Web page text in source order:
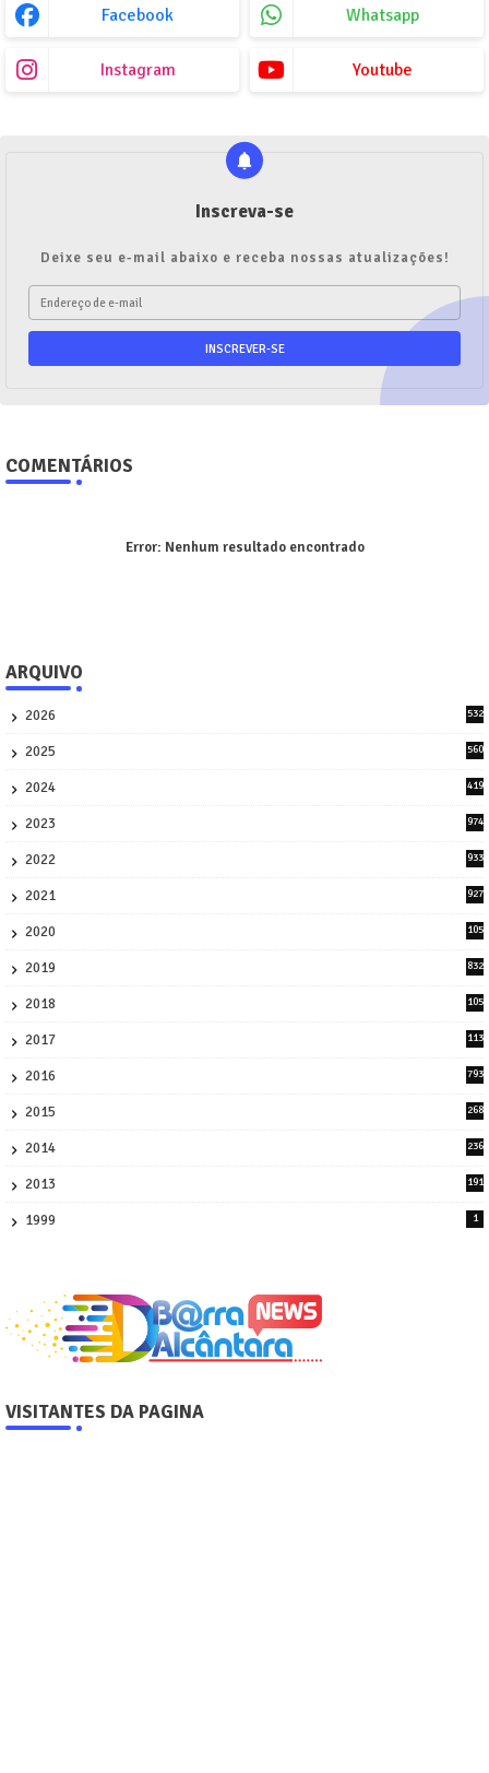
Facebook Whatsapp
Instagram Youtube
Inscreva-se
Deixe seu e-mail abaixo e receba nossas atualizações!
COMENTÁRIOS
Error: Nenhum resultado encontrado
ARQUIVO
2026
532
2025
560
2024
419
2023
974
2022
933
2021
927
2020
105
2019
832
2018
105
2017
113
2016
793
2015
268
2014
236
2013
191
1999 1
VISITANTES DA PAGINA